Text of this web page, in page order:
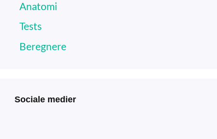
Anatomi
Tests
Beregnere
Sociale medier